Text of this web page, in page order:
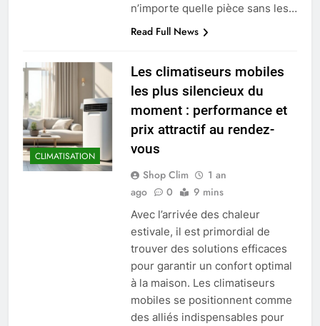
n’importe quelle pièce sans les…
Read Full News
CLIMATISATION
Les climatiseurs mobiles
les plus silencieux du
moment : performance et
prix attractif au rendez-
vous
Shop Clim
1 an
ago
0 9 mins
Avec l’arrivée des chaleur
estivale, il est primordial de
trouver des solutions efficaces
pour garantir un confort optimal
à la maison. Les climatiseurs
mobiles se positionnent comme
des alliés indispensables pour